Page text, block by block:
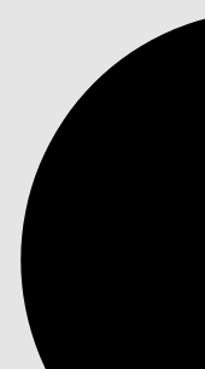
ÍNDICE DE MATERIAS